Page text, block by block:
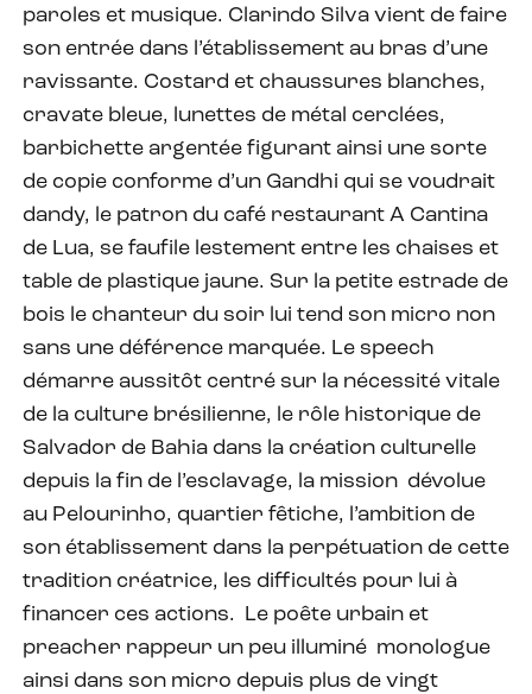
paroles et musique. Clarindo Silva vient de faire
son entrée dans l’établissement au bras d’une
ravissante. Costard et chaussures blanches,
cravate bleue, lunettes de métal cerclées,
barbichette argentée figurant ainsi une sorte
de copie conforme d’un Gandhi qui se voudrait
dandy, le patron du café restaurant A Cantina
de Lua, se faufile lestement entre les chaises et
table de plastique jaune. Sur la petite estrade de
bois le chanteur du soir lui tend son micro non
sans une déférence marquée. Le speech
démarre aussitôt centré sur la nécessité vitale
de la culture brésilienne, le rôle historique de
Salvador de Bahia dans la création culturelle
depuis la fin de l’esclavage, la mission dévolue
au Pelourinho, quartier fêtiche, l’ambition de
son établissement dans la perpétuation de cette
tradition créatrice, les difficultés pour lui à
financer ces actions. Le poête urbain et
preacher rappeur un peu illuminé monologue
ainsi dans son micro depuis plus de vingt